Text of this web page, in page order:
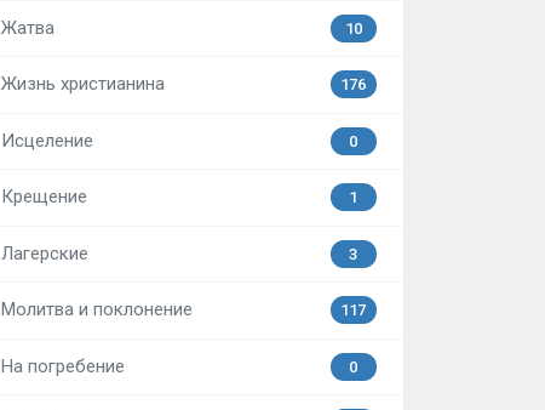
Жатва 10
Жизнь христианина 176
Исцеление 0
Крещение 1
Лагерские 3
Молитва и поклонение 117
На погребение 0